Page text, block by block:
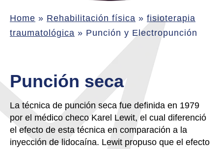
Home » Rehabilitación física » fisioterapia
traumatológica » Punción y Electropunción
Punción seca
La técnica de punción seca fue definida en 1979
por el médico checo Karel Lewit, el cual diferenció
el efecto de esta técnica en comparación a la
inyección de lidocaína. Lewit propuso que el efecto